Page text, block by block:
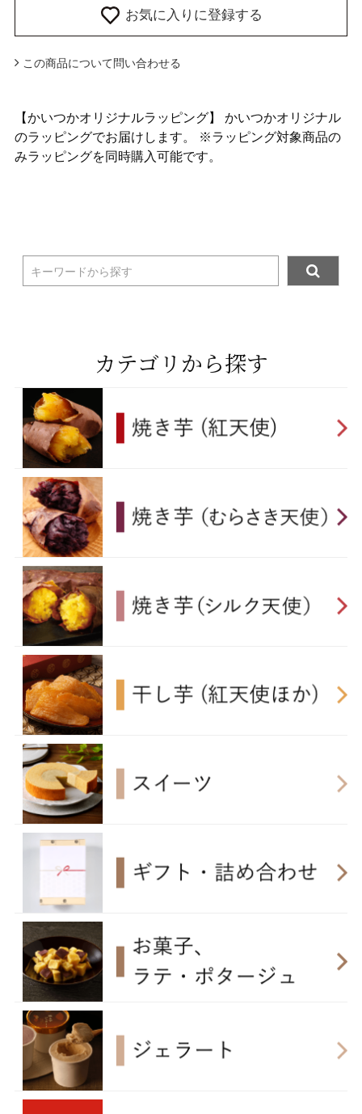
お気に入りに登録する
この商品について問い合わせる
【かいつかオリジナルラッピング】 かいつかオリジナル
のラッピングでお届けします。 ※ラッピング対象商品の
みラッピングを同時購入可能です。
キーワードから探す
カテゴリから探す